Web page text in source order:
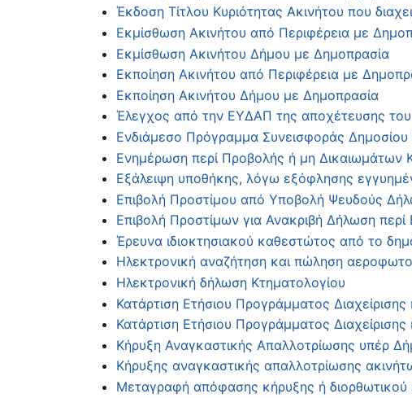
Έκδοση Τίτλου Κυριότητας Ακινήτου που
Εκμίσθωση Ακινήτου από Περιφέρεια με
Εκμίσθωση Ακινήτου Δήμου με Δημοπρασία
Εκποίηση Ακινήτου από Περιφέρεια με
Εκποίηση Ακινήτου Δήμου με Δημοπρασία
Έλεγχος από την ΕΥΔΑΠ της αποχέτευσης
Ενδιάμεσο Πρόγραμμα Συνεισφοράς
Ενημέρωση περί Προβολής ή μη Δικαιωμάτων
Εξάλειψη υποθήκης, λόγω εξόφλησης
Επιβολή Προστίμου από Υποβολή Ψευδούς
Επιβολή Προστίμων για Ανακριβή Δήλωση
Έρευνα ιδιοκτησιακού καθεστώτος από το
Ηλεκτρονική αναζήτηση και πώληση
Ηλεκτρονική δήλωση Κτηματολογίου
Κατάρτιση Ετήσιου Προγράμματος
Κατάρτιση Ετήσιου Προγράμματος
Κήρυξη Αναγκαστικής Απαλλοτρίωσης υπέρ
Κήρυξης αναγκαστικής απαλλοτρίωσης
Μεταγραφή απόφασης κήρυξης ή διορθωτικού